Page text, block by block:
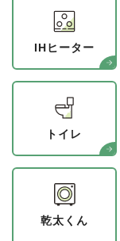
IHヒーター
トイレ
乾太くん